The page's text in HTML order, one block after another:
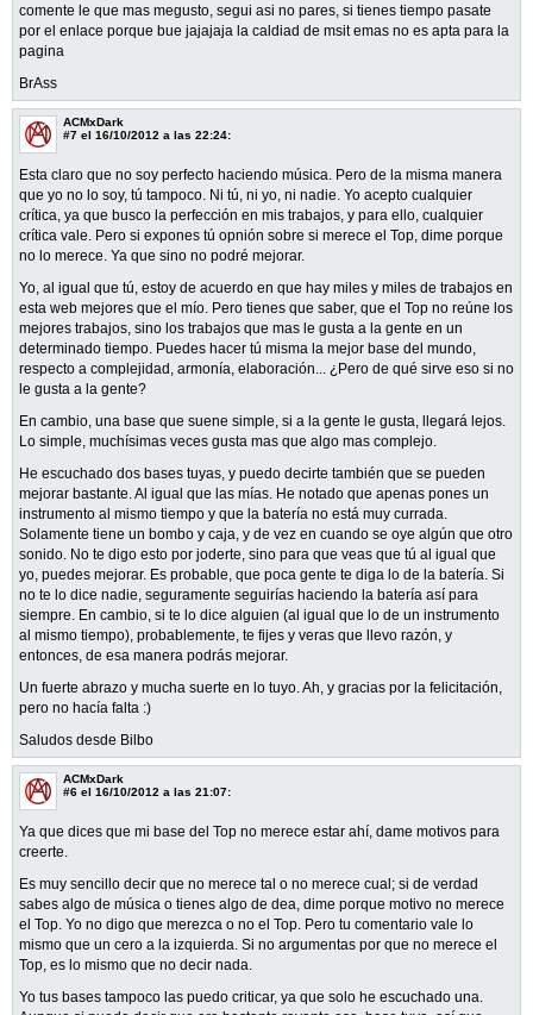
comente le que mas megusto, segui asi no pares, si tienes tiempo pasate
por el enlace porque bue jajajaja la caldiad de msit emas no es apta para la
pagina
BrAss
ACMxDark
#7 el 16/10/2012 a las 22:24:
Esta claro que no soy perfecto haciendo música. Pero de la misma manera
que yo no lo soy, tú tampoco. Ni tú, ni yo, ni nadie. Yo acepto cualquier
crítica, ya que busco la perfección en mis trabajos, y para ello, cualquier
crítica vale. Pero si expones tú opnión sobre si merece el Top, dime porque
no lo merece. Ya que sino no podré mejorar.
Yo, al igual que tú, estoy de acuerdo en que hay miles y miles de trabajos en
esta web mejores que el mío. Pero tienes que saber, que el Top no reúne los
mejores trabajos, sino los trabajos que mas le gusta a la gente en un
determinado tiempo. Puedes hacer tú misma la mejor base del mundo,
respecto a complejidad, armonía, elaboración... ¿Pero de qué sirve eso si no
le gusta a la gente?
En cambio, una base que suene simple, si a la gente le gusta, llegará lejos.
Lo simple, muchísimas veces gusta mas que algo mas complejo.
He escuchado dos bases tuyas, y puedo decirte también que se pueden
mejorar bastante. Al igual que las mías. He notado que apenas pones un
instrumento al mismo tiempo y que la batería no está muy currada.
Solamente tiene un bombo y caja, y de vez en cuando se oye algún que otro
sonido. No te digo esto por joderte, sino para que veas que tú al igual que
yo, puedes mejorar. Es probable, que poca gente te diga lo de la batería. Si
no te lo dice nadie, seguramente seguirías haciendo la batería así para
siempre. En cambio, si te lo dice alguien (al igual que lo de un instrumento
al mismo tiempo), probablemente, te fijes y veras que llevo razón, y
entonces, de esa manera podrás mejorar.
Un fuerte abrazo y mucha suerte en lo tuyo. Ah, y gracias por la felicitación,
pero no hacía falta :)
Saludos desde Bilbo
ACMxDark
#6 el 16/10/2012 a las 21:07:
Ya que dices que mi base del Top no merece estar ahí, dame motivos para
creerte.
Es muy sencillo decir que no merece tal o no merece cual; si de verdad
sabes algo de música o tienes algo de dea, dime porque motivo no merece
el Top. Yo no digo que merezca o no el Top. Pero tu comentario vale lo
mismo que un cero a la izquierda. Si no argumentas por que no merece el
Top, es lo mismo que no decir nada.
Yo tus bases tampoco las puedo criticar, ya que solo he escuchado una.